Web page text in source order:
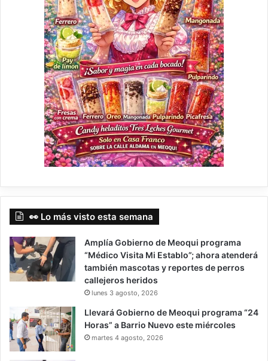
👀 Lo más visto esta semana
Amplía Gobierno de Meoqui programa
“Médico Visita Mi Establo”; ahora atenderá
también mascotas y reportes de perros
callejeros heridos
lunes 3 agosto, 2026
Llevará Gobierno de Meoqui programa “24
Horas” a Barrio Nuevo este miércoles
martes 4 agosto, 2026